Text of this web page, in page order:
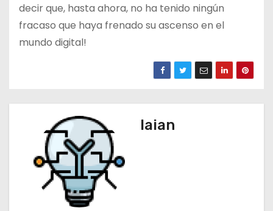
decir que, hasta ahora, no ha tenido ningún
fracaso que haya frenado su ascenso en el
mundo digital!
laian